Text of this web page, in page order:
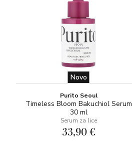
Novo
Purito Seoul
Timeless Bloom Bakuchiol Serum
30 ml
Serum za lice
33,90 €